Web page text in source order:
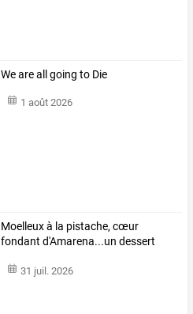
We are all going to Die
1 août 2026
Moelleuxà la pistache, cœur
fondant d'Amarena...un dessert
31 juil. 2026